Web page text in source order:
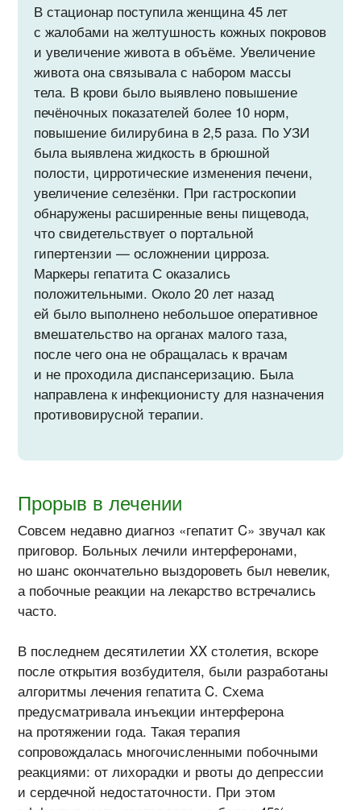
В стационар поступила женщина 45 лет
с жалобами на желтушность кожных покровов
и увеличение живота в объёме. Увеличение
живота она связывала с набором массы
тела. В крови было выявлено повышение
печёночных показателей более 10 норм,
повышение билирубина в 2,5 раза. По УЗИ
была выявлена жидкость в брюшной
полости, цирротические изменения печени,
увеличение селезёнки. При гастроскопии
обнаружены расширенные вены пищевода,
что свидетельствует о портальной
гипертензии — осложнении цирроза.
Маркеры гепатита С оказались
положительными. Около 20 лет назад
ей было выполнено небольшое оперативное
вмешательство на органах малого таза,
после чего она не обращалась к врачам
и не проходила диспансеризацию. Была
направлена к инфекционисту для назначения
противовирусной терапии.
Прорыв в лечении
Совсем недавно диагноз «гепатит C» звучал как
приговор. Больных лечили интерферонами,
но шанс окончательно выздороветь был невелик,
а побочные реакции на лекарство встречались
часто.
В последнем десятилетии XX столетия, вскоре
после открытия возбудителя, были разработаны
алгоритмы лечения гепатита C. Схема
предусматривала инъекции интерферона
на протяжении года. Такая терапия
сопровождалась многочисленными побочными
реакциями: от лихорадки и рвоты до депрессии
и сердечной недостаточности. При этом